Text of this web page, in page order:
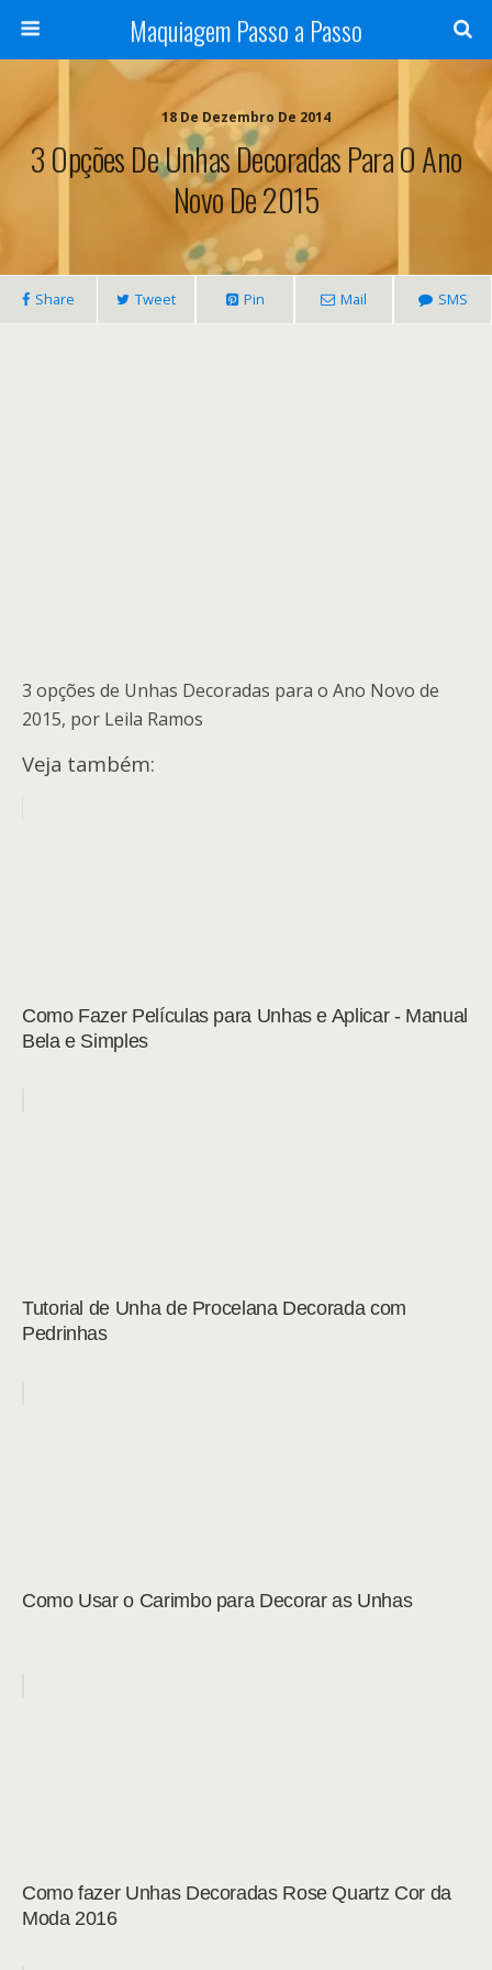
Maquiagem Passo a Passo
18 De Dezembro De 2014
3 Opções De Unhas Decoradas Para O Ano
Novo De 2015
Share Tweet Pin Mail SMS
3 opções de Unhas Decoradas para o Ano Novo de
2015, por Leila Ramos
Veja também:
Como Fazer Películas para Unhas e Aplicar - Manual
Bela e Simples
Tutorial de Unha de Procelana Decorada com
Pedrinhas
Como Usar o Carimbo para Decorar as Unhas
Como fazer Unhas Decoradas Rose Quartz Cor da
Moda 2016